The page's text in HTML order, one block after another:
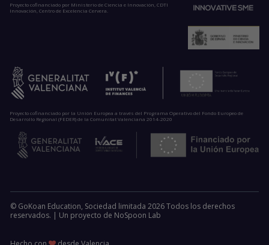
Proyecto cofinanciado por Ministerio de Ciencia e Innovación, CDTI
Innovación, Centro de Excelencia Cervera.
Proyecto cofinanciado por la Unión Europea a través del Programa Operativo del Fondo Europeo de
Desarrollo Regional (FEDER) de la Comunitat Valenciana 2014-2020
© GoKoan Education, Sociedad limitada 2026 Todos los derechos
reservados. | Un proyecto de NoSpoon Lab